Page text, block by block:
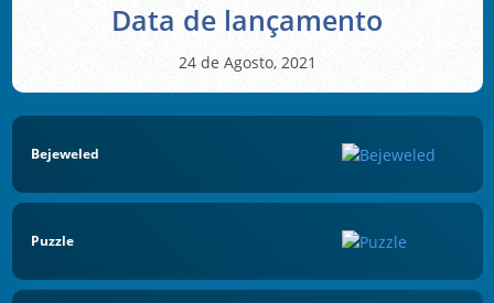
Data de lançamento
24 de Agosto, 2021
Bejeweled
Puzzle